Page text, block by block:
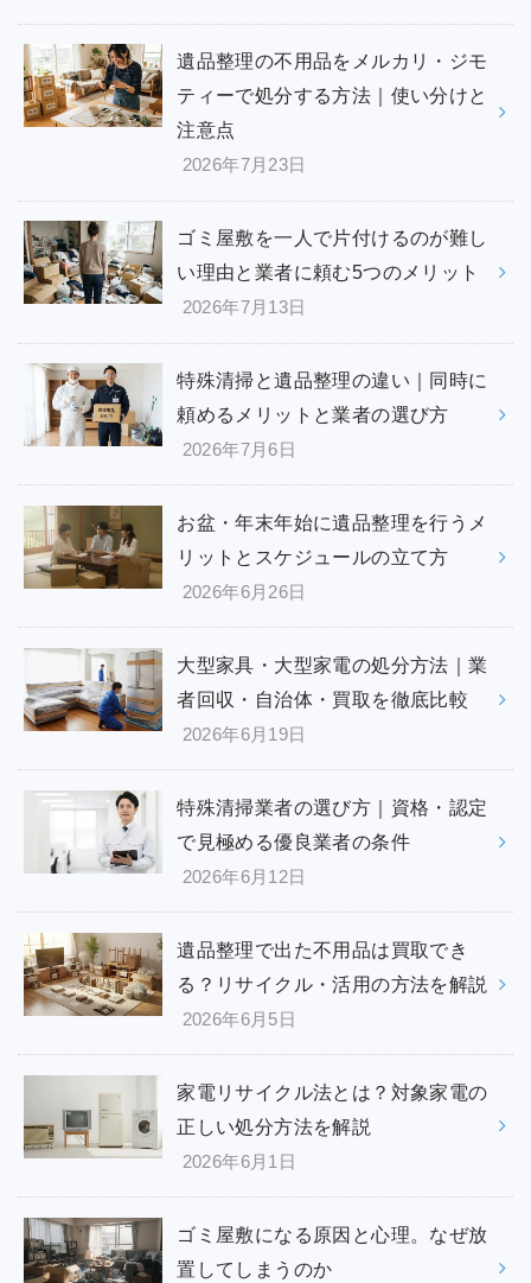
遺品整理の不用品をメルカリ・ジモ
ティーで処分する方法｜使い分けと
注意点
2026年7月23日
ゴミ屋敷を一人で片付けるのが難し
い理由と業者に頼む5つのメリット
2026年7月13日
特殊清掃と遺品整理の違い｜同時に
頼めるメリットと業者の選び方
2026年7月6日
お盆・年末年始に遺品整理を行うメ
リットとスケジュールの立て方
2026年6月26日
大型家具・大型家電の処分方法｜業
者回収・自治体・買取を徹底比較
2026年6月19日
特殊清掃業者の選び方｜資格・認定
で見極める優良業者の条件
2026年6月12日
遺品整理で出た不用品は買取でき
る？リサイクル・活用の方法を解説
2026年6月5日
家電リサイクル法とは？対象家電の
正しい処分方法を解説
2026年6月1日
ゴミ屋敷になる原因と心理。なぜ放
置してしまうのか